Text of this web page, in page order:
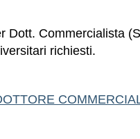
Dott. Commercialista
richiesti.